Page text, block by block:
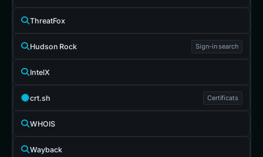
ThreatFox
Hudson Rock Sign-in search
IntelX
crt.sh Certificats
WHOIS
Wayback